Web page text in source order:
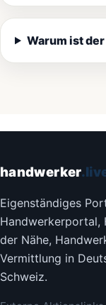
Warum ist
handwerker
Eigenständiges
Handwerkerportal,
der Nähe,
Vermittlung in
Schweiz.